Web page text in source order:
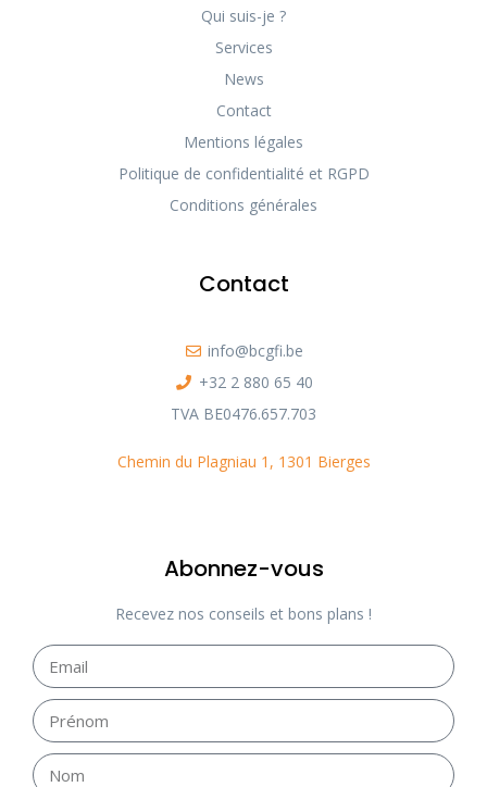
Qui suis-je ?
Services
News
Contact
Mentions légales
Politique de confidentialité et RGPD
Conditions générales
Contact
info@bcgfi.be
+32 2 880 65 40
TVA BE0476.657.703
Chemin du Plagniau 1, 1301 Bierges
Abonnez-vous
Recevez nos conseils et bons plans !